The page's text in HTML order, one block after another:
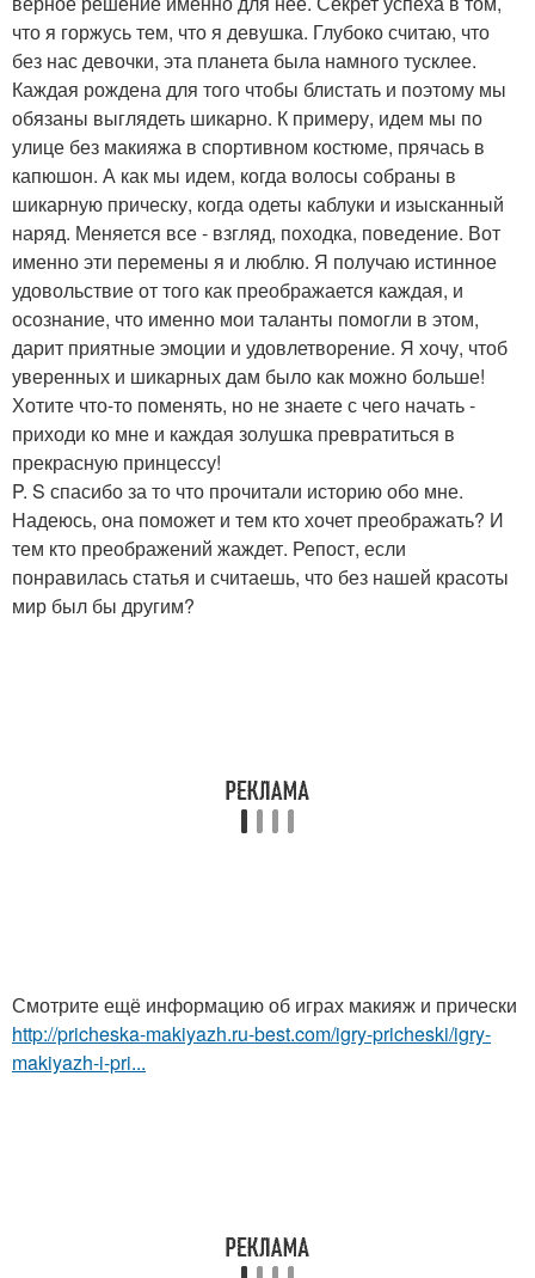
что я горжусь тем, что я девушка. Глубоко считаю, что
без нас девочки, эта планета была намного тусклее.
Каждая рождена для того чтобы блистать и поэтому мы
обязаны выглядеть шикарно. К примеру, идем мы по
улице без макияжа в спортивном костюме, прячась в
капюшон. А как мы идем, когда волосы собраны в
шикарную прическу, когда одеты каблуки и изысканный
наряд. Меняется все - взгляд, походка, поведение. Вот
именно эти перемены я и люблю. Я получаю истинное
удовольствие от того как преображается каждая, и
осознание, что именно мои таланты помогли в этом,
дарит приятные эмоции и удовлетворение. Я хочу, чтоб
уверенных и шикарных дам было как можно больше!
Хотите что-то поменять, но не знаете с чего начать -
приходи ко мне и каждая золушка превратиться в
прекрасную принцессу!
P. S спасибо за то что прочитали историю обо мне.
Надеюсь, она поможет и тем кто хочет преображать? И
тем кто преображений жаждет. Репост, если
понравилась статья и считаешь, что без нашей красоты
мир был бы другим?
Смотрите ещё информацию об играх макияж и прически
http://pricheska-makiyazh.ru-best.com/igry-pricheski/igry-
makiyazh-i-pri...